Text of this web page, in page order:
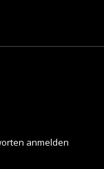
anmelden